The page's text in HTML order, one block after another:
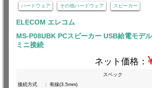
ハードウェア その他ハードウェア スピーカー
ELECOM エレコム
MS-P08UBK PCスピーカー USB給電モデ
ミニ接続
ネット価格：
スペック
接続方式
:
有線(3.5mm)